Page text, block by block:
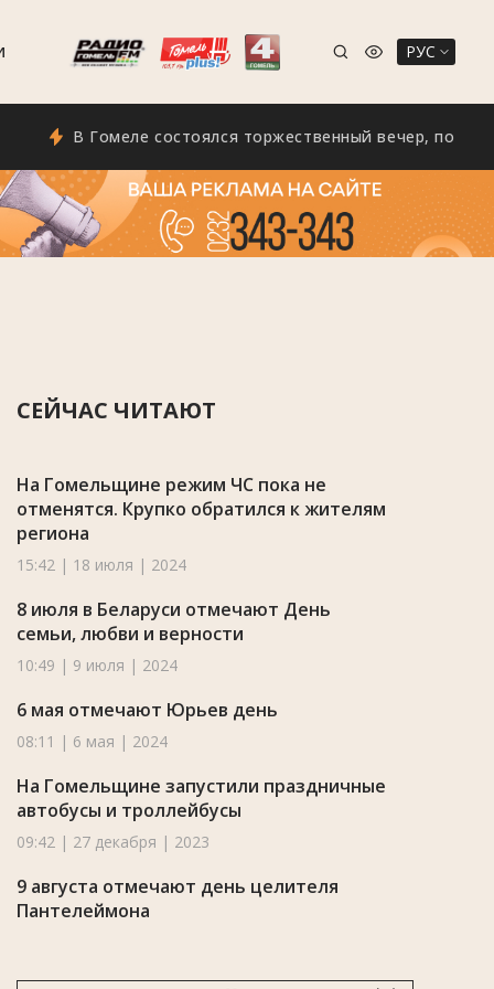
РУС
В Гомеле состоялся торжественный вечер, посвящённый
СЕЙЧАС ЧИТАЮТ
На Гомельщине режим ЧС пока не
отменятся. Крупко обратился к жителям
региона
15:42 | 18 июля | 2024
8 июля в Беларуси отмечают День
семьи, любви и верности
10:49 | 9 июля | 2024
6 мая отмечают Юрьев день
08:11 | 6 мая | 2024
На Гомельщине запустили праздничные
автобусы и троллейбусы
09:42 | 27 декабря | 2023
9 августа отмечают день целителя
Пантелеймона